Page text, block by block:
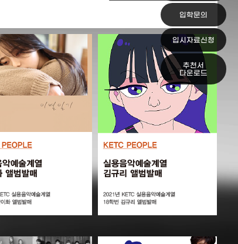
입학문의
입시자료신청
추천서
다운로드